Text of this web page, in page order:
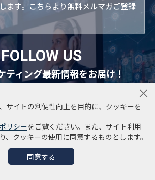
ます。こちらより無料メルマガご登録
FOLLOW US
ティング最新情報をお届け！
サイトの利便性向上を目的に、クッキーを
リシーをご覧ください。また、サイト利用
、クッキーの使用に同意するものとします。
同意する